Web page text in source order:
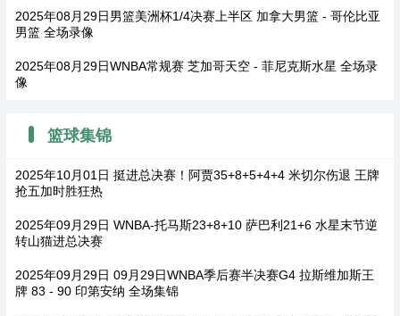
2025年08月29日男篮美洲杯1/4决赛上半区 加拿大男篮 - 哥伦比亚
男篮 全场录像
2025年08月29日WNBA常规赛 芝加哥天空 - 菲尼克斯水星 全场录
像
篮球集锦
2025年10月01日 挺进总决赛！阿贾35+8+5+4+4 米切尔伤退 王牌
抢五加时胜狂热
2025年09月29日 WNBA-托马斯23+8+10 萨巴利21+6 水星末节逆
转山猫进总决赛
2025年09月29日 09月29日WNBA季后赛半决赛G4 拉斯维加斯王
牌 83 - 90 印第安纳 全场集锦